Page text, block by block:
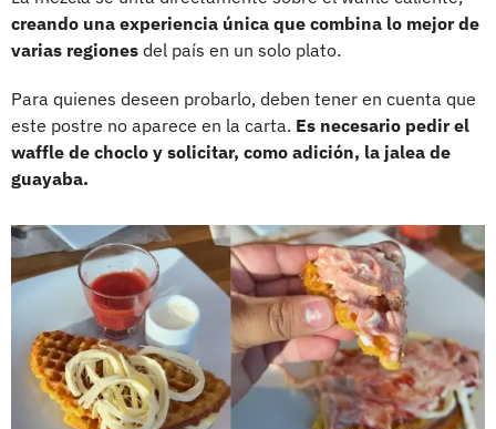
creando una experiencia única que combina lo mejor de
varias regiones del país en un solo plato.
Para quienes deseen probarlo, deben tener en cuenta que
este postre no aparece en la carta. Es necesario pedir el
waffle de choclo y solicitar, como adición, la jalea de
guayaba.